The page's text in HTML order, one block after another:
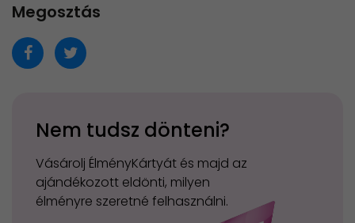
Megosztás
Nem tudsz dönteni?
Vásárolj ÉlményKártyát és majd az
ajándékozott eldönti, milyen
élményre szeretné felhasználni.